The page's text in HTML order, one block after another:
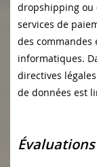
dropshipping ou
services de
des commandes
informatiques.
directives
de données est